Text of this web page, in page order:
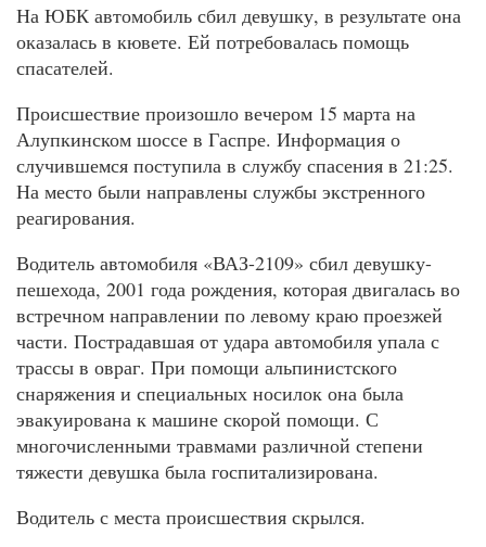
На ЮБК автомобиль сбил девушку, в результате она
оказалась в кювете. Ей потребовалась помощь
спасателей.
Происшествие произошло вечером 15 марта на
Алупкинском шоссе в Гаспре. Информация о
случившемся поступила в службу спасения в 21:25.
На место были направлены службы экстренного
реагирования.
Водитель автомобиля «ВАЗ-2109» сбил девушку-
пешехода, 2001 года рождения, которая двигалась во
встречном направлении по левому краю проезжей
части. Пострадавшая от удара автомобиля упала с
трассы в овраг. При помощи альпинистского
снаряжения и специальных носилок она была
эвакуирована к машине скорой помощи. С
многочисленными травмами различной степени
тяжести девушка была госпитализирована.
Водитель с места происшествия скрылся.